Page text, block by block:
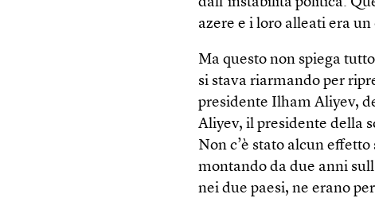
azere e i loro alleati era
Ma questo non spiega
si stava riarmando per
presidente Ilham Aliyev,
Aliyev, il presidente della
Non c’è stato alcun
montando da due anni
nei due paesi, ne erano